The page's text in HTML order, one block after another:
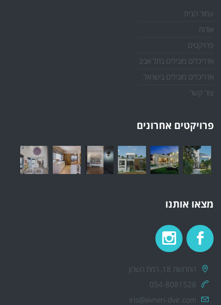
עמוד הבית
אודות
פרויקטים
אדריכלים מובילים בתל אביב
אדריכלים מובילים בישראל
צור קשר
פרויקטים אחרונים
מצאו אותנו
החרושת 18, רמת השרון
054-8081528
iris@avneri-dvir.com